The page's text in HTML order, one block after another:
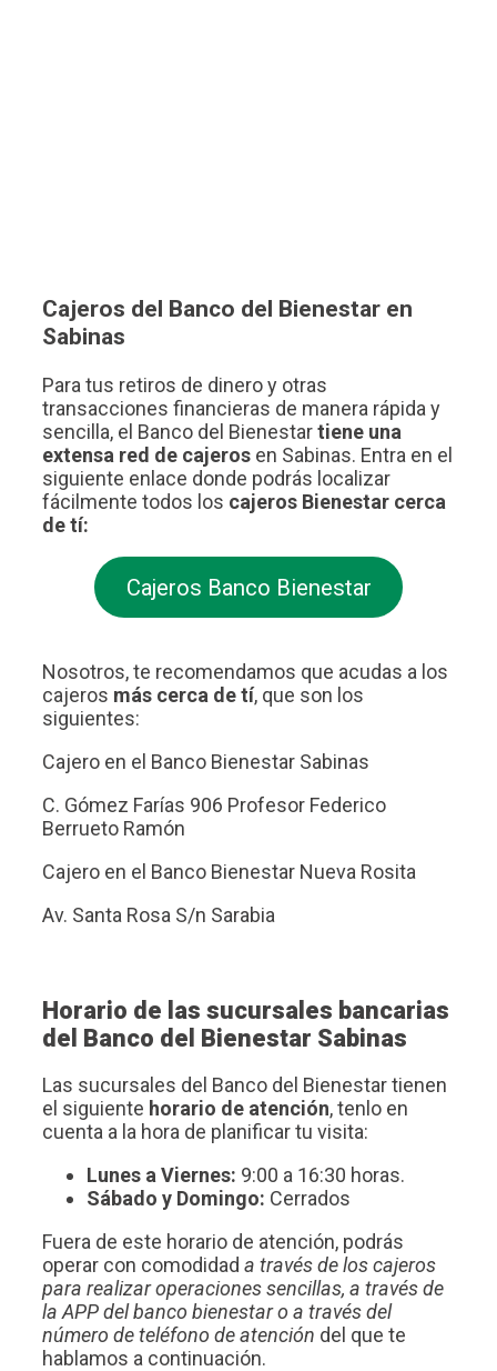
Cajeros del Banco del Bienestar en
Sabinas
Para tus retiros de dinero y otras
transacciones financieras de manera rápida y
sencilla, el Banco del Bienestartiene una
extensa red de cajeros en Sabinas. Entra en el
siguiente enlace donde podrás localizar
fácilmente todos los cajeros Bienestar cerca
de tí:
Cajeros Banco Bienestar
Nosotros, te recomendamos que acudas a los
cajeros más cerca de tí, que son los
siguientes:
Cajero en el Banco Bienestar Sabinas
C. Gómez Farías 906 Profesor Federico
Berrueto Ramón
Cajero en el Banco Bienestar Nueva Rosita
Av. Santa Rosa S/n Sarabia
Horario de las sucursales bancarias
del Banco del Bienestar Sabinas
Las sucursales del Banco del Bienestar tienen
el siguiente horario de atención, tenlo en
cuenta a la hora de planificar tu visita:
Lunes a Viernes: 9:00 a 16:30 horas.
Sábado y Domingo: Cerrados
Fuera de este horario de atención, podrás
operar con comodidad a través de los cajeros
para realizar operaciones sencillas, a través de
la APP del banco bienestar o a través del
número de teléfono de atención del que te
hablamos a continuación.